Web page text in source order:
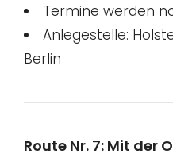
Termine werden
Anlegestelle:
Berlin
Route Nr. 7: Mit der